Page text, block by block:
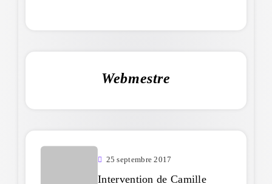
Webmestre
25 septembre 2017
Intervention de Camille